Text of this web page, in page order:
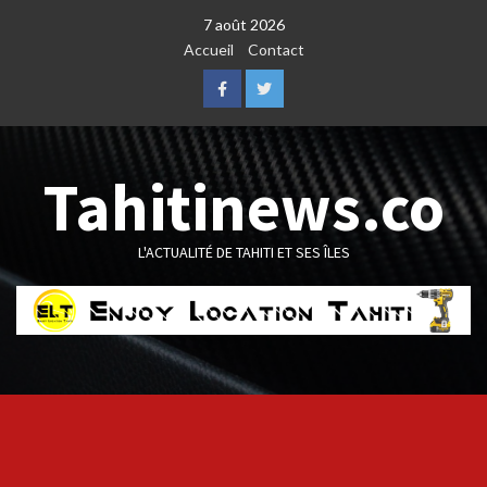
7 août 2026
Accueil
Contact
FacebookTwitter
Tahitinews.co
L'ACTUALITÉ DE TAHITI ET SES ÎLES